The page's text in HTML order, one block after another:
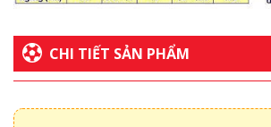
CHI TIẾT SẢN PHẨM